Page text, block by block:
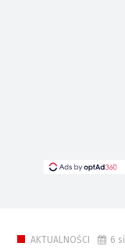
AKTUALNOŚCI 6